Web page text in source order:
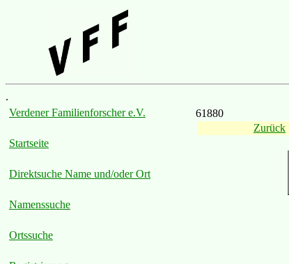
.
Verdener Familienforscher e.V.
Startseite
Direktsuche Name und/oder Ort
Namenssuche
Ortssuche
61880
Zurück